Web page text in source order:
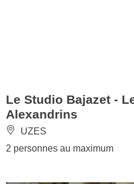
Le Studio Bajazet -
Alexandrins
UZES
2 personnes au maximum